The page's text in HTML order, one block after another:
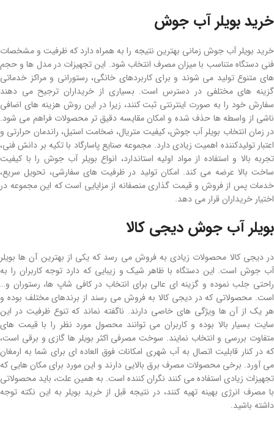
خرید بویلر آب جوش
خرید بویلر آب جوش زمانی بهترین نتیجه را به همراه دارد که ظرفیت و مشخصات
فنی دستگاه متناسب با میزان مصرف انتخاب شود. این تجهیزات در مدل ها و حجم
های متنوع تولید می شوند و برای کاربردهای خانگی، رستورانی و مراکز خدماتی
گزینه های مختلفی در دسترس است. بسیاری از خریداران ترجیح می دهند
سفارش خود را به صورت اینترنتی ثبت کنند، زیرا در این روش هزینه های اضافی
ناشی از واسطه ها حذف شده و امکان مقایسه دقیق تر محصولات فراهم می شود.
در زمان انتخاب بویلر آب جوش، کیفیت متریال، ضخامت استیل، راندمان حرارتی و
اعتبار تولیدکننده اهمیت زیادی دارد. مجموعه صنایع پاسارگاد با تکیه بر دانش فنی،
تجربه بالا و استفاده از مواد اولیه استاندارد، انواع بویلر آب جوش را با کیفیت
ساخت بالا عرضه می کند. امکان تولید در ظرفیت های سفارشی، تحویل سریع،
خدمات پس از فروش و قیمت گذاری منصفانه از مزایایی است که این مجموعه در
اختیار خریداران قرار می دهد.
بویلر آب جوش دیجی کالا
در دیجی کالا محصولات زیادی به فروش می رسد که یکی از بهترین آن ها بویلر
آب جوش است. این دستگاه با ظاهر شیک و زیبایی که دارد توجه کاربران را به
راحتی جلب نموده و گزینه ای عالی برای انتخاب در کافی شاپ ها، رستوران و…
است. محصولاتی که در دیجی کالا به فروش می رسند از برندهای مختلف بوده و
هر یک از آن ها ویژگی های خاصی دارند. ناگفته نماند که تنوع ظرفیت در این
سایت بسیار بالا بوده و کاربران می توانند محصول مورد نظر را با قیمت های
متفاوت بررسی و انتخاب نمایند. سوخت مصرفی اکثر بویلر ها گازی و برقی است،
که در کنار قابلیت اتصال به آب شهری امکانات فوق العاده ای برای شما به ارمغان
می آورد. برخی محصولات مصرف برق بالایی دارند و این مورد برای مکان هایی که
تجهیزات زیادی استفاده می کنند نگران کننده است. به همین علت، باید محصولاتی
با مصرف انرژی بهینه تهیه کنند، در نتیجه قبل از خرید بویلر به این نکته توجه
داشته باشید.